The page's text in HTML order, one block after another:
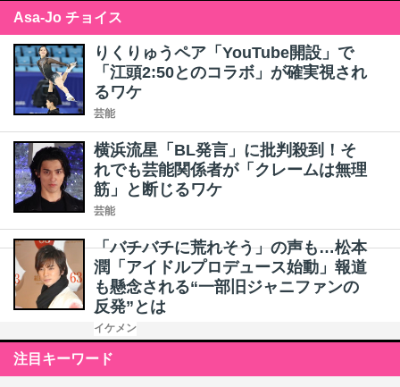
Asa-Jo チョイス
りくりゅうペア「YouTube開設」で
「江頭2:50とのコラボ」が確実視され
るワケ
芸能
横浜流星「BL発言」に批判殺到！そ
れでも芸能関係者が「クレームは無理
筋」と断じるワケ
芸能
「バチバチに荒れそう」の声も…松本
潤「アイドルプロデュース始動」報道
も懸念される“一部旧ジャニファンの
反発”とは
イケメン
注目キーワード